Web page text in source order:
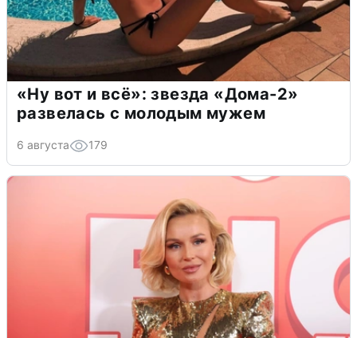
«Ну вот и всё»: звезда «Дома-2»
развелась с молодым мужем
6 августа 179